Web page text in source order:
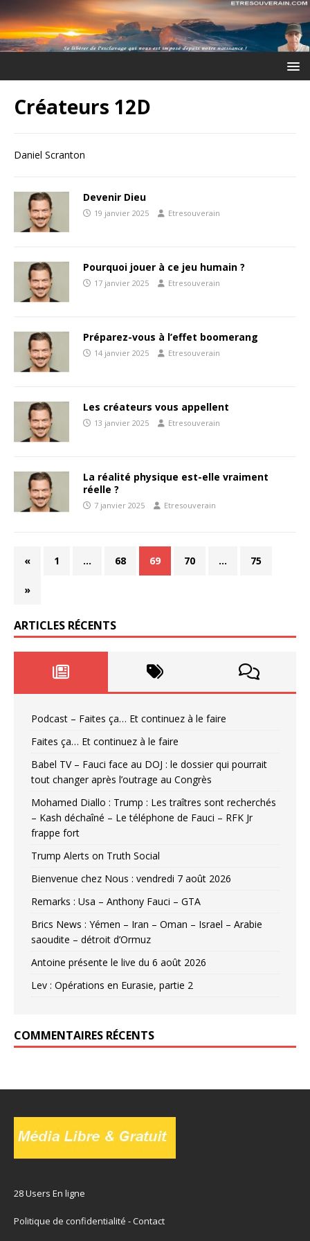
Créateurs 12D
Daniel Scranton
Devenir Dieu
19 janvier 2025 Etresouverain
Pourquoi jouer à ce jeu humain ?
17 janvier 2025 Etresouverain
Préparez-vous à l’effet boomerang
14 janvier 2025 Etresouverain
Les créateurs vous appellent
13 janvier 2025 Etresouverain
La réalité physique est-elle vraiment
réelle ?
7 janvier 2025 Etresouverain
« 1 … 68 69 70 … 75
»
ARTICLES RÉCENTS
Podcast – Faites ça… Et continuez à le faire
Faites ça… Et continuez à le faire
Babel TV – Fauci face au DOJ : le dossier qui pourrait
tout changer après l’outrage au Congrès
Mohamed Diallo : Trump : Les traîtres sont recherchés
– Kash déchaîné – Le téléphone de Fauci – RFK Jr
frappe fort
Trump Alerts on Truth Social
Bienvenue chez Nous : vendredi 7 août 2026
Remarks : Usa – Anthony Fauci – GTA
Brics News : Yémen – Iran – Oman – Israel – Arabie
saoudite – détroit d’Ormuz
Antoine présente le live du 6 août 2026
Lev : Opérations en Eurasie, partie 2
COMMENTAIRES RÉCENTS
28 Users En ligne
Politique de confidentialité -Contact